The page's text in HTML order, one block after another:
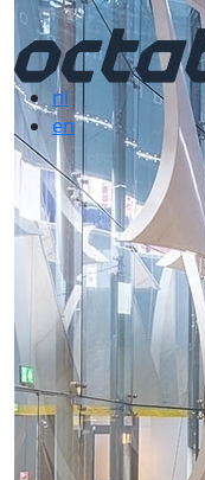
nl
en